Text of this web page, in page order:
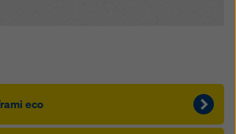
eco